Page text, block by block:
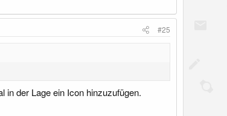
#25
in der Lage ein Icon hinzuzufügen.